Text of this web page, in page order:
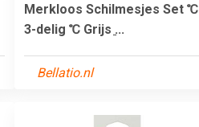
Merkloos Schilmesjes Set ℃
3-delig ℃ Grijs ͍...
Bellatio.nl